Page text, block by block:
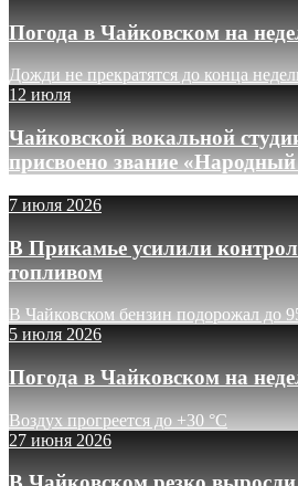
Погода в Чайковском на
Дожди не прекратятся до конца
12 июля
Чайковской вокальной
присвоено звание
7 июля 2026
В Прикамье усилили
топливом
В Чайковском бензин подорожал до
5 июля 2026
Погода в Чайковском на
Воздух прогреется до +30 °C
27 июня 2026